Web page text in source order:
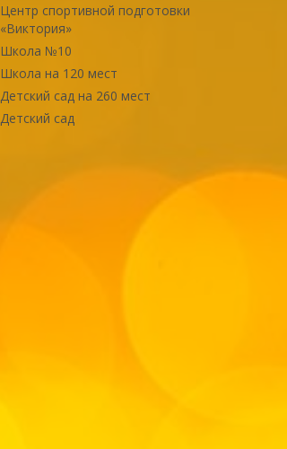
Центр спортивной подготовки
«Виктория»
Школа №10
Школа на 120 мест
Детский сад на 260 мест
Детский сад